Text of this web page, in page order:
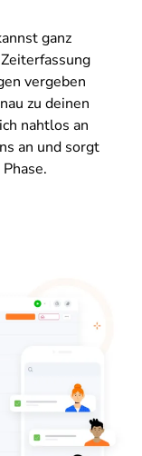
ganz
vergeben
zu deinen
nahtlos an
an und sorgt